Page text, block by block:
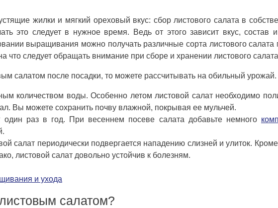
жилки и мягкий ореховый вкус: сбор листового салата в
это следует в нужное время. Ведь от этого зависит вкус, состав
выращивания можно получать различные сорта листового салата
что следует обращать внимание при сборе и хранении листового
салатом после посадки, то можете рассчитывать на обильный урожай.
количеством воды. Особенно летом листовой салат необходимо
Вы можете сохранить почву влажной, покрывая ее мульчей.
один раз в год. При весеннем посеве салата добавьте немного
салат периодически подвергается нападению слизней и улиток. Кроме
листовой салат довольно устойчив к болезням.
и ухода
салатом?